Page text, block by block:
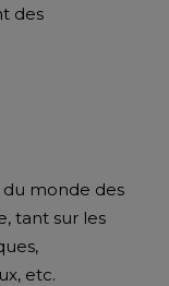
des
monde des
tant sur les
etc.